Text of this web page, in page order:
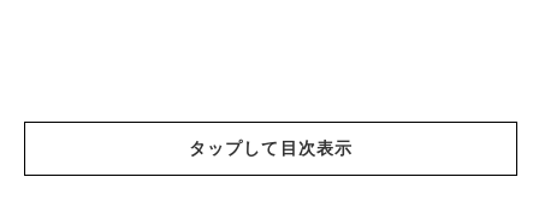
タップして目次表示